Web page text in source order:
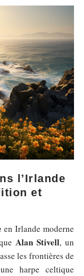
l’Irlande
et
en Irlande moderne
Alan Stivell, un
les frontières de
harpe celtique